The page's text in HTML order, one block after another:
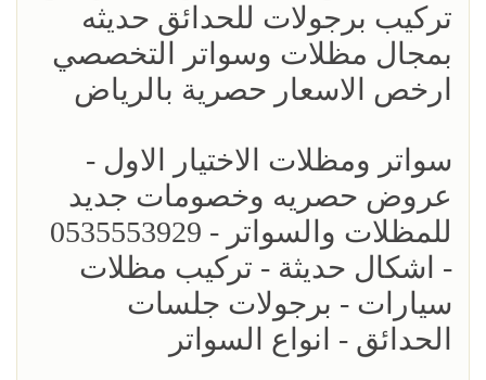
تركيب برجولات للحدائق حديثه
بمجال مظلات وسواتر التخصصي
ارخص الاسعار حصرية بالرياض
سواتر ومظلات الاختيار الاول -
عروض حصريه وخصومات جديد
للمظلات والسواتر - 0535553929
- اشكال حديثة - تركيب مظلات
سيارات - برجولات جلسات
الحدائق - انواع السواتر